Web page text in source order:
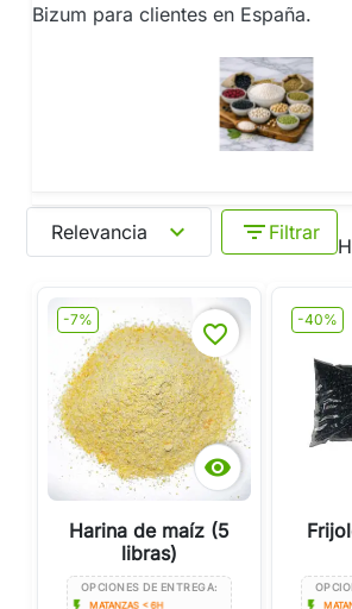
Bizum para clientes en España.
Relevancia expand_more filter_list Filtrar
-7%

favorite_border
Harina de maíz (5
libras)
OPCIONES DE ENTREGA:
flash_on MATANZAS < 6H
-40%
flash_on